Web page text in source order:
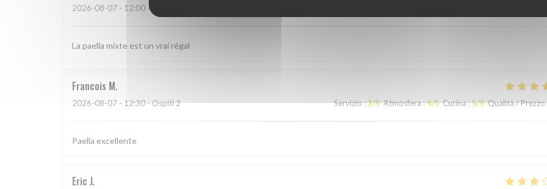
2026-08-07 - 12:00 - Ospiti 9
La paella mixte est un vrai régal
Francois M
2026-08-07 - 12:30 - Ospiti 2 Servizio:3/5 Atmosfera:4/5 Cucina:5/5 Qualità / Prezzo
Paella excellente
Eric J